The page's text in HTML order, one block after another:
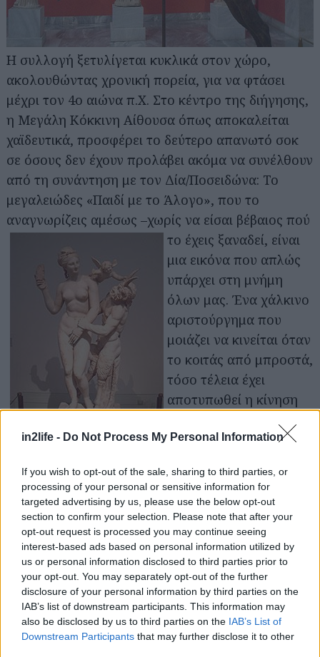
in2life - Do Not Process My Personal Information
If you wish to opt-out of the sale, sharing to third parties, or
processing of your personal or sensitive information for
targeted advertising by us, please use the below opt-out
section to confirm your selection. Please note that after your
opt-out request is processed you may continue seeing
interest-based ads based on personal information utilized by
us or personal information disclosed to third parties prior to
your opt-out. You may separately opt-out of the further
disclosure of your personal information by third parties on the
IAB’s list of downstream participants. This information may
also be disclosed by us to third parties on the IAB’s List of
Downstream Participants that may further disclose it to other
Η συλλογή ξετυλίγεται κυκλικά στον χώρο,
ακολουθώντας χρονική πορεία, για να φτάσει
μέχρι τον 4ο αιώνα π.Χ. Στο κέντρο της διήγησης,
η Μεγάλη Κόκκινη Αίθουσα όπως αποκαλείται
χαϊδευτικά, προσφέρει το δεύτερο απανωτό σοκ
σε όσους δεν έχουν προλάβει ακόμα να συνέλθουν
από τη συνάντηση με τον Δία/Ποσειδώνα: Το
μεγαλειώδες «Παιδί με το Άλογο», που το
αναγνωρίζεις αμέσως –χωρίς να είσαι βέβαιος πού
το έχεις ξαναδεί, είναι
μια εικόνα που απλώς
υπάρχει στη μνήμη
όλων μας. Ένα χάλκινο
αριστούργημα που
μοιάζει να κινείται όταν
το κοιτάς από μπροστά,
τόσο τέλεια έχει
αποτυπωθεί η κίνηση
αναβάτη.
Στην ίδια αίθουσα, μια πανέμορφη, ολόλευκη,
μαρμάρινη Αφροδίτη, υψώνει παντόφλα (ναι,
παντόφλα!) στον Πάνα που της τρίβεται, καθώς ο
μικρός Έρωτας που πετάει ανάμεσά τους
προσπαθεί να τους χωρίσει. Πέντε τουρίστες με
επαγγελματικές φωτογραφικές μηχανές
διαγκωνίζονται μπροστά τους –η καλή γωνία είναι
μία, και οι φωτογράφοι πολλοί.
για...